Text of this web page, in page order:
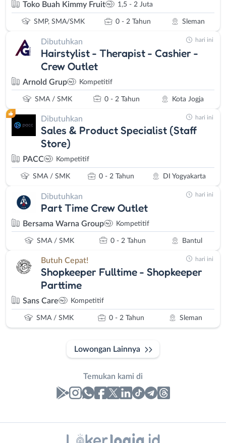
Toko Buah Kimmy Fruit 1,5 - 2 Juta
SMP, SMA/SMK 0 - 2 Tahun Sleman
Dibutuhkan
Hairstylist - Therapist - Cashier -
Crew Outlet
Arnold Grup Kompetitif
SMA / SMK 0 - 2 Tahun Kota Jogja
hari ini
Dibutuhkan
Sales & Product Specialist (Staff
Store)
PACC Kompetitif
SMA / SMK 0 - 2 Tahun DI Yogyakarta
hari ini
Dibutuhkan
Part Time Crew Outlet
Bersama Warna Group Kompetitif
SMA / SMK 0 - 2 Tahun Bantul
hari ini
Butuh Cepat!
Shopkeeper Fulltime - Shopkeeper
Parttime
Sans Care Kompetitif
SMA / SMK 0 - 2 Tahun Sleman
hari ini
Lowongan Lainnya
Temukan kami di